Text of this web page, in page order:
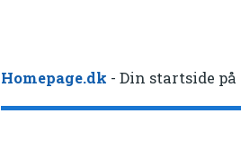
Homepage.dk - Din startside